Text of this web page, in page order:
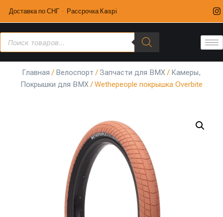
Доставка по СНГ · Рассрочка Kaspi
Главная / Велоспорт /Запчасти для BMX/ Камеры,
Покрышки для BMX/ Wethepeople покрышка Overbite